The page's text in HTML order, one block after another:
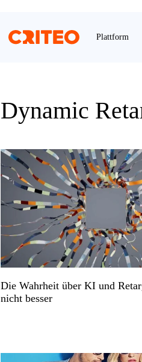
Plattform
Dynamic
Die Wahrheit über KI und
nicht besser